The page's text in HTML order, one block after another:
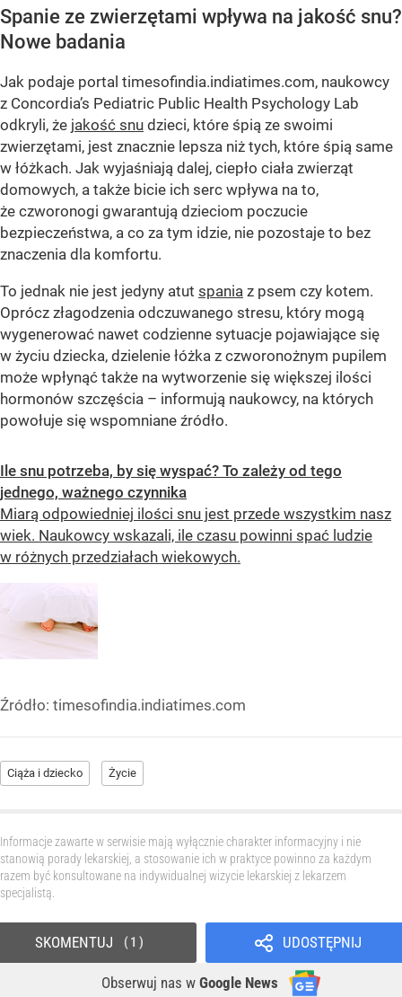
Spanie ze zwierzętami wpływa na jakość snu?
Nowe badania
Jak podaje portal timesofindia.indiatimes.com, naukowcy
z Concordia’s Pediatric Public Health Psychology Lab
odkryli, że jakość snu dzieci, które śpią ze swoimi
zwierzętami, jest znacznie lepsza niż tych, które śpią same
w łóżkach. Jak wyjaśniają dalej, ciepło ciała zwierząt
domowych, a także bicie ich serc wpływa na to,
że czworonogi gwarantują dzieciom poczucie
bezpieczeństwa, a co za tym idzie, nie pozostaje to bez
znaczenia dla komfortu.
To jednak nie jest jedyny atut spania z psem czy kotem.
Oprócz złagodzenia odczuwanego stresu, który mogą
wygenerować nawet codzienne sytuacje pojawiające się
w życiu dziecka, dzielenie łóżka z czworonożnym pupilem
może wpłynąć także na wytworzenie się większej ilości
hormonów szczęścia – informują naukowcy, na których
powołuje się wspomniane źródło.
Ile snu potrzeba, by się wyspać? To zależy od tego
jednego, ważnego czynnika
Miarą odpowiedniej ilości snu jest przede wszystkim nasz
wiek. Naukowcy wskazali, ile czasu powinni spać ludzie
w różnych przedziałach wiekowych.
Źródło: timesofindia.indiatimes.com
Ciąża i dziecko Życie
Informacje zawarte w serwisie mają wyłącznie charakter informacyjny i nie
stanowią porady lekarskiej, a stosowanie ich w praktyce powinno za każdym
razem być konsultowane na indywidualnej wizycie lekarskiej z lekarzem
specjalistą.
UDOSTĘPNIJ
Obserwuj nas w Google News
SKOMENTUJ 1